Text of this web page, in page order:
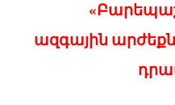
«
ազգային
դ